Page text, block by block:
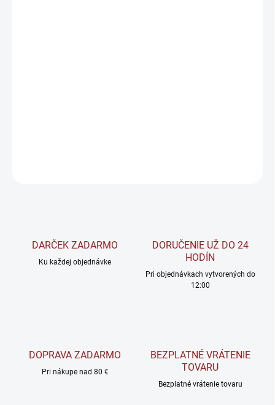
DARČEK ZADARMO
Ku každej objednávke
DORUČENIE UŽ DO 24
HODÍN
Pri objednávkach vytvorených do
12:00
DOPRAVA ZADARMO
Pri nákupe nad 80 €
BEZPLATNÉ VRÁTENIE
TOVARU
Bezplatné vrátenie tovaru